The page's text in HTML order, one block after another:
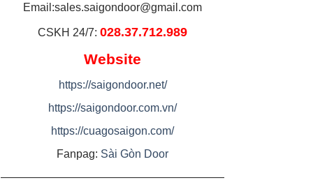
Email:sales.saigondoor@gmail.com
CSKH 24/7: 028.37.712.989
Website
https://saigondoor.net/
https://saigondoor.com.vn/
https://cuagosaigon.com/
Fanpag: Sài Gòn Door
————————————————————